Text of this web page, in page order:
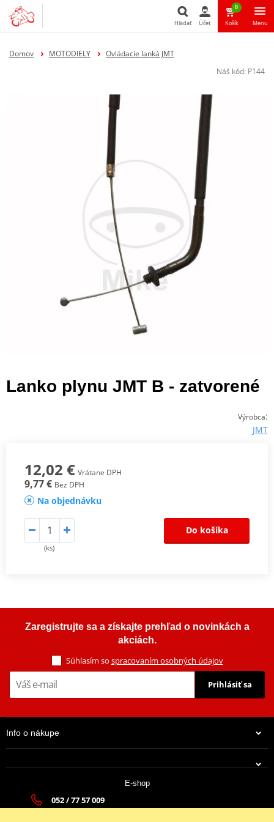
Hľadať Účet
0
Košík Menu
Domov MOTODIELY
Ovládacie lanká JMT
Náš kód: P144
Lanko plynu JMT B - zatvorené
Výrobca:
JMT
12,02 € Vrátane DPH
9,77 € Bez DPH
Na objednávku
(ks)
Do košíka
Zaregistrujte sa a získajte prehľad o novinkách a
akciách.
Súhlasím so spracovaním osobných údajov
Prihlásiť sa
Info o nákupe
E-shop
052 / 77 57 009